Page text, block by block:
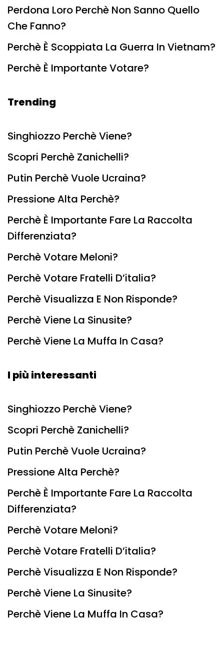
Perdona Loro Perchè Non Sanno Quello
Che Fanno?
Perchè È Scoppiata La Guerra In Vietnam?
Perchè È Importante Votare?
Trending
Singhiozzo Perchè Viene?
Scopri Perchè Zanichelli?
Putin Perchè Vuole Ucraina?
Pressione Alta Perchè?
Perchè È Importante Fare La Raccolta
Differenziata?
Perchè Votare Meloni?
Perchè Votare Fratelli D’italia?
Perchè Visualizza E Non Risponde?
Perchè Viene La Sinusite?
Perchè Viene La Muffa In Casa?
I più interessanti
Singhiozzo Perchè Viene?
Scopri Perchè Zanichelli?
Putin Perchè Vuole Ucraina?
Pressione Alta Perchè?
Perchè È Importante Fare La Raccolta
Differenziata?
Perchè Votare Meloni?
Perchè Votare Fratelli D’italia?
Perchè Visualizza E Non Risponde?
Perchè Viene La Sinusite?
Perchè Viene La Muffa In Casa?